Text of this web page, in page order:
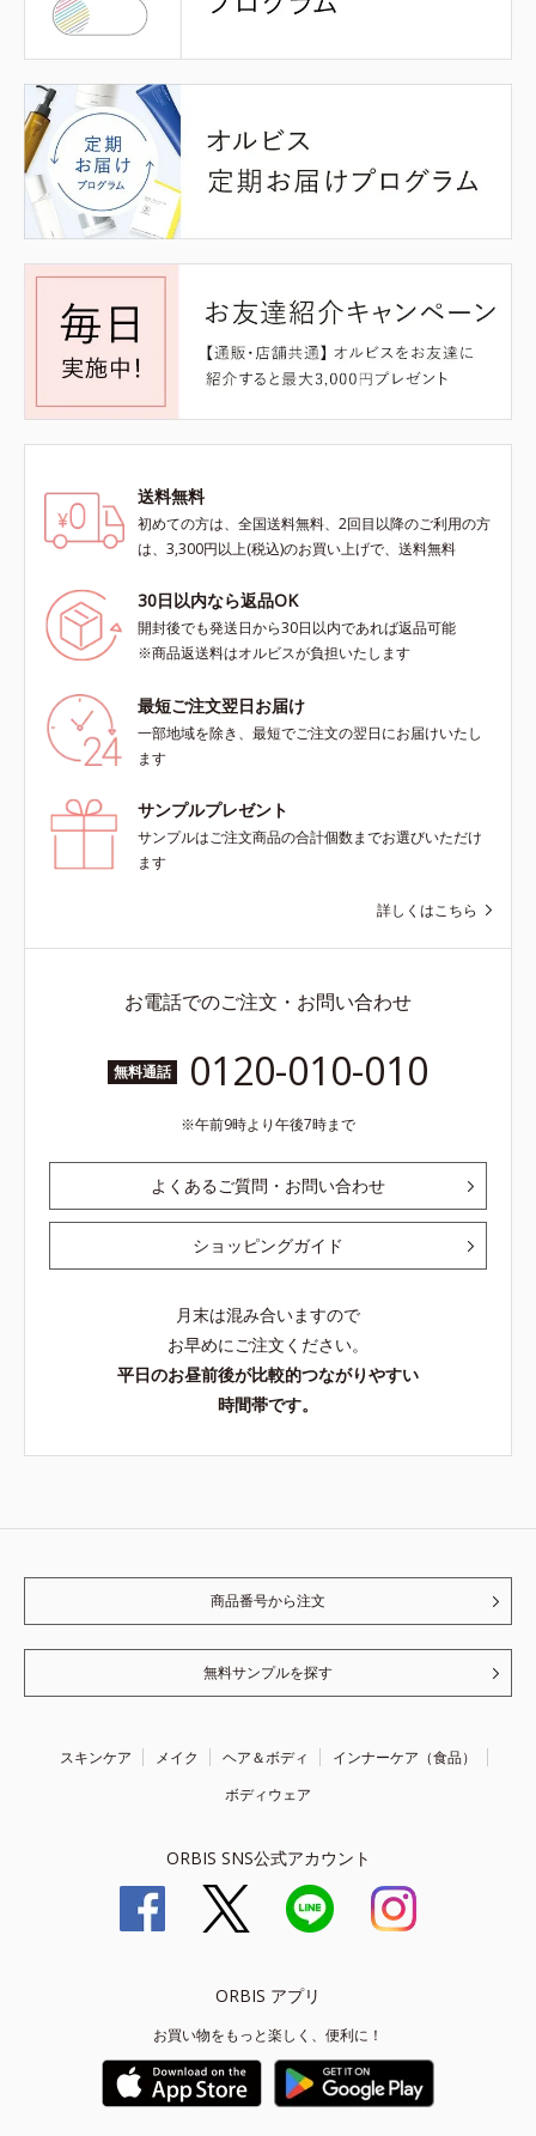
送料無料
初めての方は、全国送料無料、2回目以降のご利用の方
は、3,300円以上(税込)のお買い上げで、送料無料
30日以内なら返品OK
開封後でも発送日から30日以内であれば返品可能
※商品返送料はオルビスが負担いたします
最短ご注文翌日お届け
一部地域を除き、最短でご注文の翌日にお届けいたし
ます
サンプルプレゼント
サンプルはご注文商品の合計個数までお選びいただけ
ます
詳しくはこちら
お電話でのご注文・お問い合わせ
無料通話 0120-010-010
午前9時より午後7時まで
よくあるご質問・お問い合わせ
ショッピングガイド
月末は混み合いますので
お早めにご注文ください。
平日のお昼前後が比較的つながりやすい
時間帯です。
商品番号から注文
無料サンプルを探す
スキンケア メイク ヘア＆ボディ
インナーケア（食品）
ボディウェア
ORBIS SNS公式アカウント
ORBIS アプリ
お買い物をもっと楽しく、便利に！